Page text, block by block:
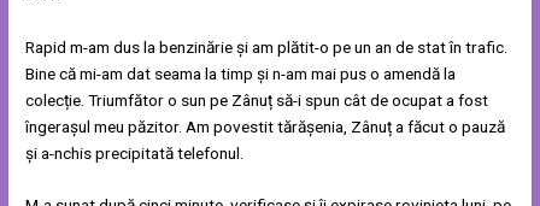
Rapid m-am dus la benzinărie și am plătit-o pe un an de stat în trafic.
Bine că mi-am dat seama la timp și n-am mai pus o amendă la
colecție. Triumfător o sun pe Zânuț să-i spun cât de ocupat a fost
îngerașul meu păzitor. Am povestit tărășenia, Zânuț a făcut o pauză
și a-nchis precipitată telefonul.